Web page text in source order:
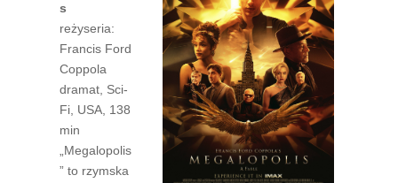
s
reżyseria:
Francis Ford
Coppola
dramat, Sci-
Fi, USA, 138
min
„Megalopolis
” to rzymska